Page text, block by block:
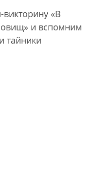
«В
и вспомним
тайники